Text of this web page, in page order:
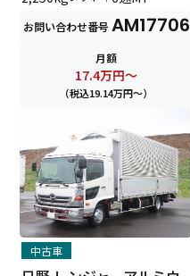
お問い合わせ番号 AM17706
月額
17.4万円～
（税込19.14万円～）
中古車